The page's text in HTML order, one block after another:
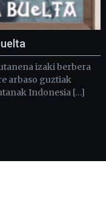
izaki berbera
arbaso guztiak
Indonesia […]